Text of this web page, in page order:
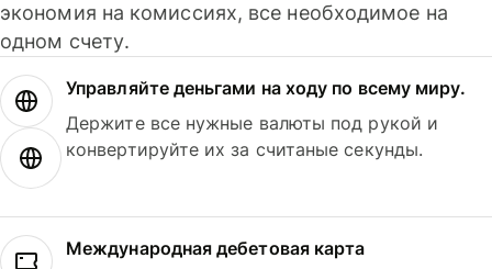
экономия на комиссиях, все необходимое на
одном счету.
Управляйте деньгами на ходу по всему миру.
Держите все нужные валюты под рукой и
конвертируйте их за считаные секунды.
Международная дебетовая карта